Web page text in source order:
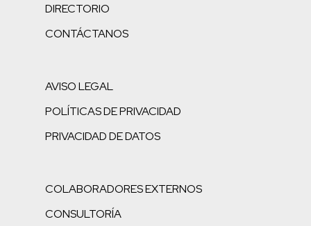
DIRECTORIO
CONTÁCTANOS
AVISO LEGAL
POLÍTICAS DE PRIVACIDAD
PRIVACIDAD DE DATOS
COLABORADORES EXTERNOS
CONSULTORÍA